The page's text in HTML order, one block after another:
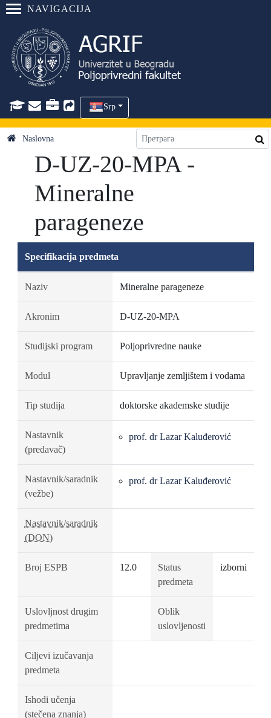
NAVIGACIJA
Srp
Naslovna
D-UZ-20-MPA -
Mineralne
parageneze
Specifikacija predmeta
Naziv Mineralne parageneze
Akronim D-UZ-20-MPA
Studijski program Poljoprivredne nauke
Modul Upravljanje zemljištem i vodama
Tip studija doktorske akademske studije
Nastavnik
(predavač)
prof. dr Lazar Kaluđerović
Nastavnik/saradnik
(vežbe)
prof. dr Lazar Kaluđerović
Nastavnik/saradnik
(DON)
Broj ESPB 12.0
Status
predmeta
izborni
Uslovljnost drugim
predmetima
Oblik
uslovljenosti
Ciljevi izučavanja
predmeta
Ishodi učenja
(stečena znanja)